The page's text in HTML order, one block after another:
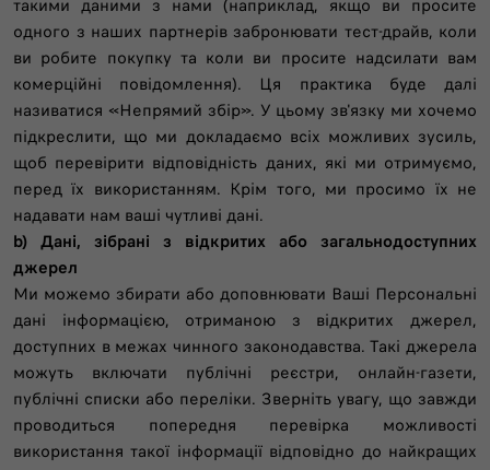
такими даними з нами (наприклад, якщо ви просите
одного з наших партнерів забронювати тест-драйв, коли
ви робите покупку та коли ви просите надсилати вам
комерційні повідомлення). Ця практика буде далі
називатися «Непрямий збір». У цьому зв'язку ми хочемо
підкреслити, що ми докладаємо всіх можливих зусиль,
щоб перевірити відповідність даних, які ми отримуємо,
перед їх використанням. Крім того, ми просимо їх не
надавати нам ваші чутливі дані.
b) Дані, зібрані з відкритих або загальнодоступних
джерел
Ми можемо збирати або доповнювати Ваші Персональні
дані інформацією, отриманою з відкритих джерел,
доступних в межах чинного законодавства. Такі джерела
можуть включати публічні реєстри, онлайн-газети,
публічні списки або переліки. Зверніть увагу, що завжди
проводиться попередня перевірка можливості
використання такої інформації відповідно до найкращих